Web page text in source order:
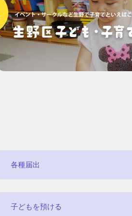
各種届出
子どもを預ける